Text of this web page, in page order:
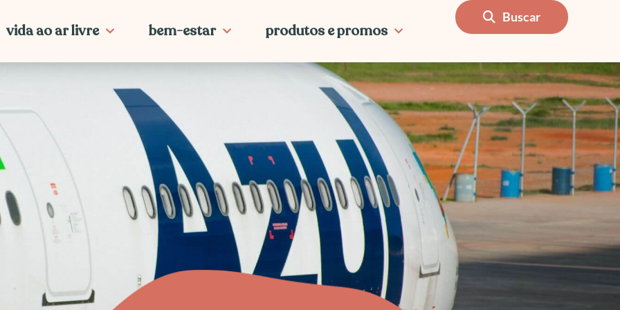
vida ao ar livre bem-estar produtos e promos
Buscar